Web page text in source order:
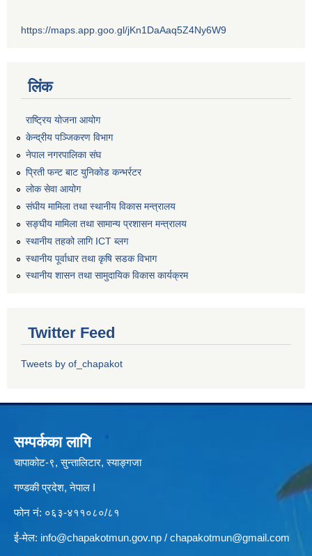
https://maps.app.goo.gl/jKn1DaAaq5Z4Ny6W9
लिंक
राष्ट्रिय योजना आयोग
केन्द्रीय पञ्जिकरण विभाग
नेपाल नगरपालिका संघ
प्रिती फन्ट बाट युनिकोड कन्भर्रटर
लोक सेवा आयोग
संघीय मामिला तथा स्थानीय विकास मन्त्रालय
सङ्घीय मामिला तथा सामान्य प्रशासन मन्त्रालय
स्थानीय तहको लागि ICT ब्लग
स्थानीय पूर्वाधार तथा कृषि सडक विभाग
स्थानीय शासन तथा सामुदायिक विकास कार्यक्रम
Twitter Feed
Tweets by of_chapakot
सम्पर्कका लागि
चापाकोट-९, सुन्तालिटार, स्याङ्गजा
गण्डकी प्रदेश, नेपाल I
फोन नं: ०६३-४११०८०/८१
ई-मेल: info@chapakotmun.gov.np / chapakotmun@gmail.com